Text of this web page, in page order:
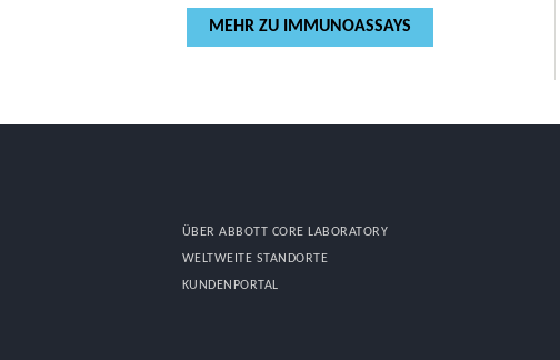
MEHR ZU IMMUNOASSAYS
ÜBER ABBOTT CORE LABORATORY
WELTWEITE STANDORTE
KUNDENPORTAL